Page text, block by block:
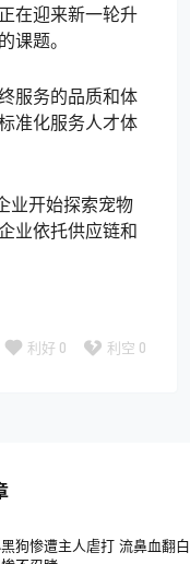
在迎来新一轮升
课题。
服务的品质和体
准化服务人才体
业开始探索宠物
业依托供应链和
利好 0 利空 0
狗惨遭主人虐打 流鼻血翻白